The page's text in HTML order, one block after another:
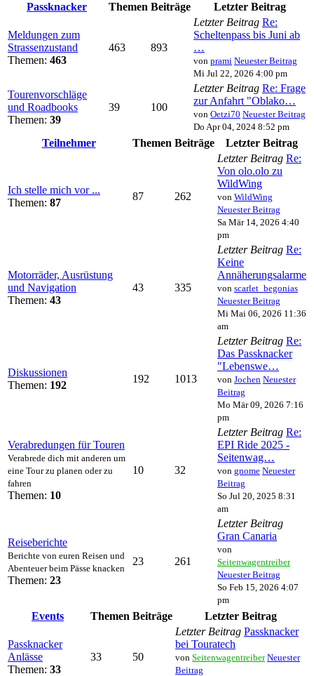
Passknacker Themen Beiträge Letzter Beitrag
Meldungen zum
Strassenzustand
Themen: 463
463 893
Letzter Beitrag Re:
Scheltenpass bis Juni ab
…
von prami Neuester Beitrag
Mi Jul 22, 2026 4:00 pm
Tourenvorschläge
und Roadbooks
Themen: 39
39 100
Letzter Beitrag Re: Frage
zur Anfahrt "Oblako…
von Oetzi70 Neuester Beitrag
Do Apr 04, 2024 8:52 pm
Teilnehmer Themen Beiträge Letzter Beitrag
Ich stelle mich vor ...
Themen: 87
87 262
Letzter Beitrag Re:
Von olo.olo zu
WildWing
von WildWing
Neuester Beitrag
Sa Mär 14, 2026 4:40
pm
Motorräder, Ausrüstung
und Navigation
Themen: 43
43 335
Letzter Beitrag Re:
Keine
Annäherungsalarme
von scarlet_begonias
Neuester Beitrag
Mi Mai 06, 2026 11:36
am
Diskussionen
Themen: 192
192 1013
Letzter Beitrag Re:
Das Passknacker
"Lebenswe…
von Jochen Neuester
Beitrag
Mo Mär 09, 2026 7:16
pm
Verabredungen für Touren
Verabrede dich mit anderen um
eine Tour zu planen oder zu
fahren
Themen: 10
10 32
Letzter Beitrag Re:
EPI Ride 2025 -
Seitenwag…
von gnome Neuester
Beitrag
So Jul 20, 2025 8:31
am
Reiseberichte
Berichte von euren Reisen und
Abenteuer beim Pässe knacken
Themen: 23
23 261
Letzter Beitrag
Gran Canaria
von
Seitenwagentreiber
Neuester Beitrag
So Feb 15, 2026 4:07
pm
Events Themen Beiträge Letzter Beitrag
Passknacker
Anlässe
Themen: 33
33 50
Letzter Beitrag Passknacker
bei Touratech
von Seitenwagentreiber Neuester
Beitrag